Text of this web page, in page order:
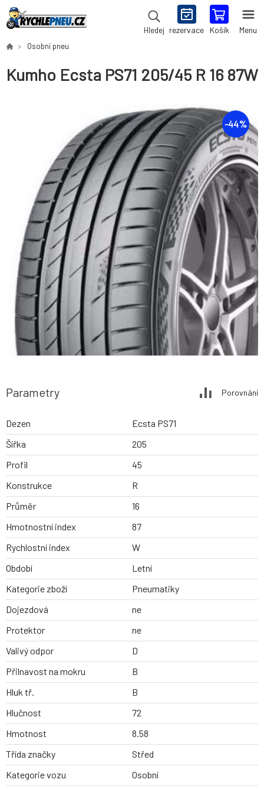
Hledej rezervace Košík Menu
Osobní pneu
Kumho Ecsta PS71 205/45 R 16 87W
-44%
Parametry Porovnání
Dezen
Ecsta PS71
Šířka
205
Profil
45
Konstrukce
R
Průměr
16
Hmotnostní index
87
Rychlostní index
W
Období
Letní
Kategorie zboží
Pneumatiky
Dojezdová
ne
Protektor
ne
Valivý odpor
D
Přilnavost na mokru
B
Hluk tř.
B
Hlučnost
72
Hmotnost
8.58
Třída značky
Střed
Kategorie vozu
Osobní